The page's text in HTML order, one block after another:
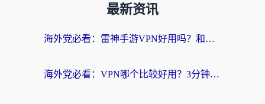
最新资讯
海外党必看：雷神手游VPN好用吗？和天速回国VPN对比哪个回国效果更好？附实用加速器选择指南
海外党必看：VPN哪个比较好用？3分钟找到适合你的回国加速方案